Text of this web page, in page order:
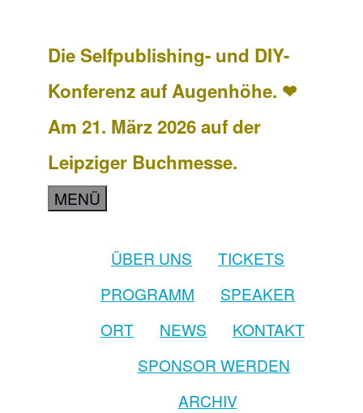
Die Selfpublishing- und DIY-
Konferenz auf Augenhöhe. ❤
Am 21. März 2026 auf der
Leipziger Buchmesse.
MENÜ
ÜBER UNS
TICKETS
PROGRAMM
SPEAKER
ORT
NEWS
KONTAKT
SPONSOR WERDEN
ARCHIV